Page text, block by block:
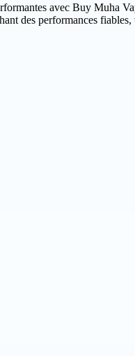
avec Buy Muha
des performances